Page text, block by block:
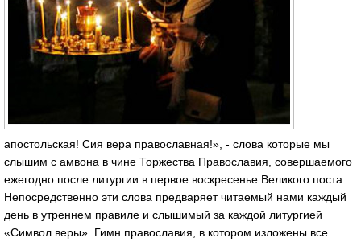
апостольская! Сия вера православная!», - слова которые мы
слышим с амвона в чине Торжества Православия, совершаемого
ежегодно после литургии в первое воскресенье Великого поста.
Непосредственно эти слова предваряет читаемый нами каждый
день в утреннем правиле и слышимый за каждой литургией
«Символ веры». Гимн православия, в котором изложены все